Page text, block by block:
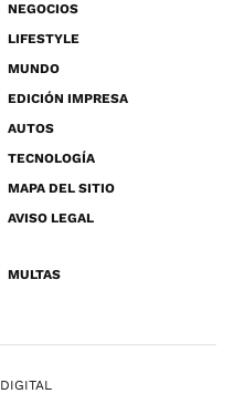
NEGOCIOS
LIFESTYLE
MUNDO
EDICIÓN IMPRESA
AUTOS
TECNOLOGÍA
MAPA DEL SITIO
AVISO LEGAL
MULTAS
DIGITAL